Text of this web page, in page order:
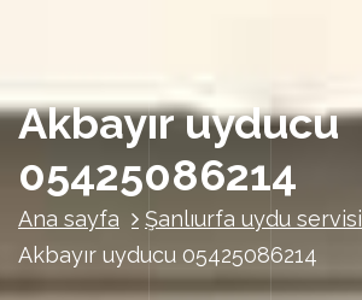
Akbayır uyducu
05425086214
Ana sayfa
Şanlıurfa uydu servisi
Akbayır uyducu 05425086214